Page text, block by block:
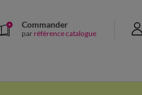
Commander
par référence catalogue